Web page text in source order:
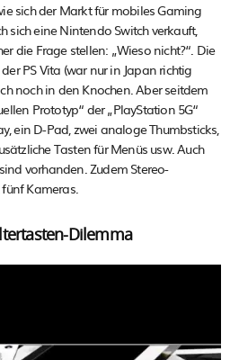
sich der Markt für mobiles Gaming
sich eine Nintendo Switch verkauft,
die Frage stellen: „Wieso nicht?“. Die
PS Vita (war nur in Japan richtig
noch in den Knochen. Aber seitdem
Prototyp“ der „PlayStation 5G“
ein D-Pad, zwei analoge Thumbsticks,
Tasten für Menüs usw. Auch
vorhanden. Zudem Stereo-
Kameras.
Dilemma